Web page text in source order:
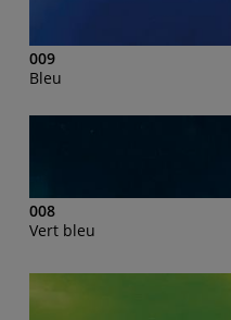
009
Bleu
008
Vert bleu